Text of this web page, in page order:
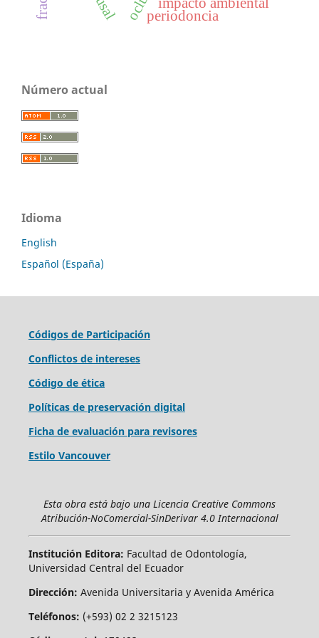
periodoncia
Número actual
Idioma
English
Español (España)
Códigos de Participación
Conflictos de intereses
Código de ética
Políticas de preservación digital
Ficha de evaluación para revisores
Estilo Vancouver
Esta obra está bajo una Licencia Creative Commons
Atribución-NoComercial-SinDerivar 4.0 Internacional
Institución Editora: Facultad de Odontología,
Universidad Central del Ecuador
Dirección: Avenida Universitaria y Avenida América
Teléfonos: (+593) 02 2 3215123